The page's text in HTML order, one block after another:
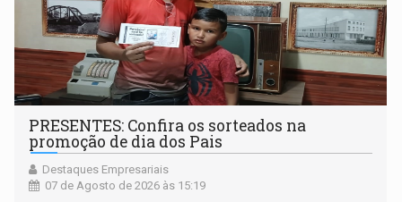
PRESENTES: Confira os sorteados na
promoção de dia dos Pais
Destaques Empresariais
07 de Agosto de 2026 às 15:19